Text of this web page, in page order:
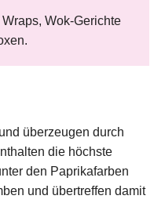
Wok-Gerichte
überzeugen durch
die höchste
den Paprikafarben
und übertreffen damit